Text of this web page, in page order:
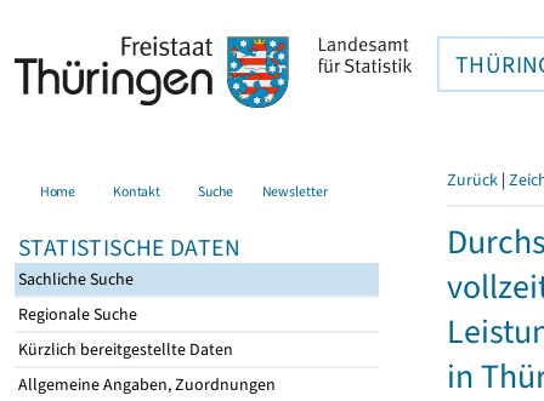
Home Kontakt Suche Newsletter
STATISTISCHE DATEN
Sachliche Suche
Regionale Suche
Kürzlich bereitgestellte Daten
Allgemeine Angaben, Zuordnungen
Zurück |
in